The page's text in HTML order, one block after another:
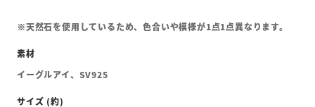
※天然石を使用しているため、色合いや模様が1点1点異なります。
イーグルアイ、SV925